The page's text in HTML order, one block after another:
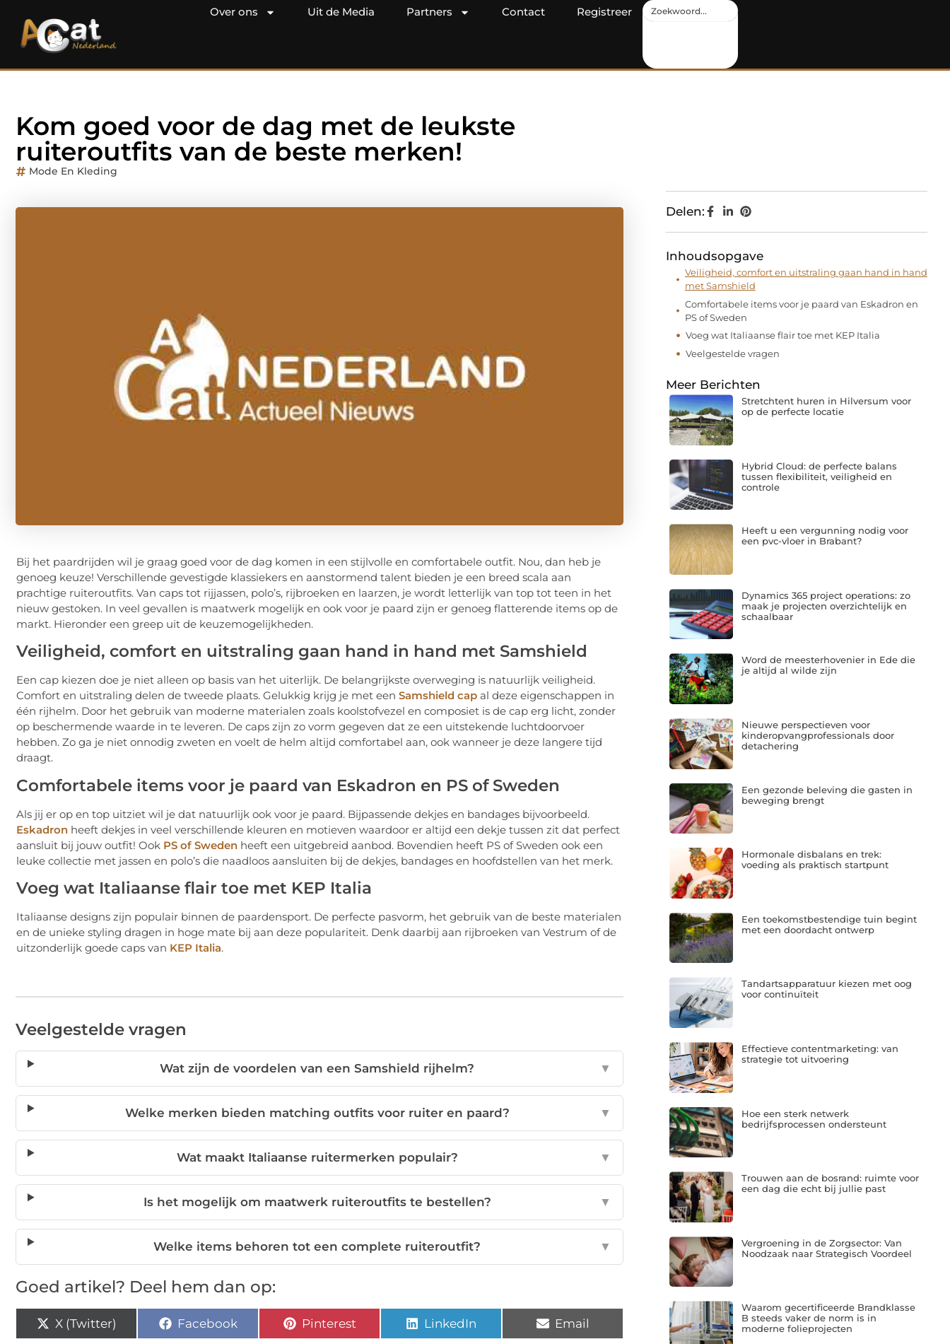
Over ons Uit de Media Partners Contact Registreer
Kom goed voor de dag met de leukste
ruiteroutfits van de beste merken!
Mode En Kleding
Bij het paardrijden wil je graag goed voor de dag komen in een stijlvolle en comfortabele outfit. Nou, dan heb je
genoeg keuze! Verschillende gevestigde klassiekers en aanstormend talent bieden je een breed scala aan
prachtige ruiteroutfits. Van caps tot rijjassen, polo’s, rijbroeken en laarzen, je wordt letterlijk van top tot teen in het
nieuw gestoken. In veel gevallen is maatwerk mogelijk en ook voor je paard zijn er genoeg flatterende items op de
markt. Hieronder een greep uit de keuzemogelijkheden.
Veiligheid, comfort en uitstraling gaan hand in hand met Samshield
Een cap kiezen doe je niet alleen op basis van het uiterlijk. De belangrijkste overweging is natuurlijk veiligheid.
Comfort en uitstraling delen de tweede plaats. Gelukkig krijg je met een Samshield cap al deze eigenschappen in
één rijhelm. Door het gebruik van moderne materialen zoals koolstofvezel en composiet is de cap erg licht, zonder
op beschermende waarde in te leveren. De caps zijn zo vorm gegeven dat ze een uitstekende luchtdoorvoer
hebben. Zo ga je niet onnodig zweten en voelt de helm altijd comfortabel aan, ook wanneer je deze langere tijd
draagt.
Comfortabele items voor je paard van Eskadron en PS of Sweden
Als jij er op en top uitziet wil je dat natuurlijk ook voor je paard. Bijpassende dekjes en bandages bijvoorbeeld.
Eskadron heeft dekjes in veel verschillende kleuren en motieven waardoor er altijd een dekje tussen zit dat perfect
aansluit bij jouw outfit! Ook PS of Sweden heeft een uitgebreid aanbod. Bovendien heeft PS of Sweden ook een
leuke collectie met jassen en polo’s die naadloos aansluiten bij de dekjes, bandages en hoofdstellen van het merk.
Voeg wat Italiaanse flair toe met KEP Italia
Italiaanse designs zijn populair binnen de paardensport. De perfecte pasvorm, het gebruik van de beste materialen
en de unieke styling dragen in hoge mate bij aan deze populariteit. Denk daarbij aan rijbroeken van Vestrum of de
uitzonderlijk goede caps van KEP Italia.
Veelgestelde vragen
Wat zijn de voordelen van een Samshield rijhelm? ▼
Welke merken bieden matching outfits voor ruiter en paard? ▼
Wat maakt Italiaanse ruitermerken populair? ▼
Is het mogelijk om maatwerk ruiteroutfits te bestellen? ▼
Welke items behoren tot een complete ruiteroutfit? ▼
Goed artikel? Deel hem dan op:
X (Twitter) Facebook Pinterest LinkedIn Email
Delen:
Inhoudsopgave
Veiligheid, comfort en uitstraling gaan hand in hand
met Samshield
Comfortabele items voor je paard van Eskadron en
PS of Sweden
Voeg wat Italiaanse flair toe met KEP Italia
Veelgestelde vragen
Meer Berichten
Stretchtent huren in Hilversum voor
op de perfecte locatie
Hybrid Cloud: de perfecte balans
tussen flexibiliteit, veiligheid en
controle
Heeft u een vergunning nodig voor
een pvc-vloer in Brabant?
Dynamics 365 project operations: zo
maak je projecten overzichtelijk en
schaalbaar
Word de meesterhovenier in Ede die
je altijd al wilde zijn
Nieuwe perspectieven voor
kinderopvangprofessionals door
detachering
Een gezonde beleving die gasten in
beweging brengt
Hormonale disbalans en trek:
voeding als praktisch startpunt
Een toekomstbestendige tuin begint
met een doordacht ontwerp
Tandartsapparatuur kiezen met oog
voor continuïteit
Effectieve contentmarketing: van
strategie tot uitvoering
Hoe een sterk netwerk
bedrijfsprocessen ondersteunt
Trouwen aan de bosrand: ruimte voor
een dag die echt bij jullie past
Vergroening in de Zorgsector: Van
Noodzaak naar Strategisch Voordeel
Waarom gecertificeerde Brandklasse
B steeds vaker de norm is in
moderne folieprojecten